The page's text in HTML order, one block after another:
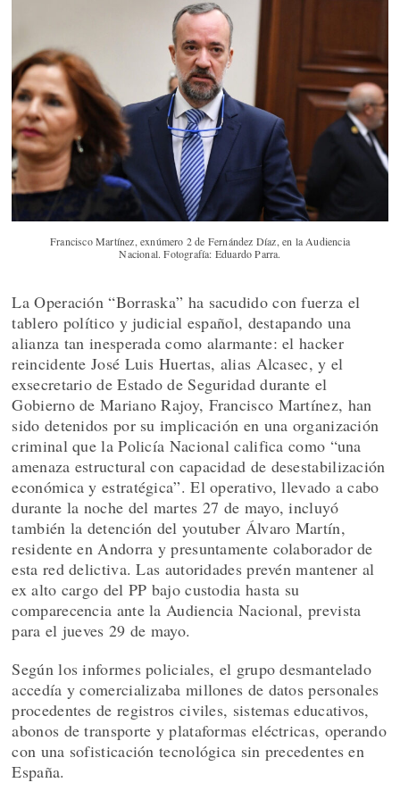
Francisco Martínez, exnúmero 2 de Fernández Díaz, en la Audiencia
Nacional. Fotografía: Eduardo Parra.
La Operación “Borraska” ha sacudido con fuerza el
tablero político y judicial español, destapando una
alianza tan inesperada como alarmante: el hacker
reincidente José Luis Huertas, alias Alcasec, y el
exsecretario de Estado de Seguridad durante el
Gobierno de Mariano Rajoy, Francisco Martínez, han
sido detenidos por su implicación en una organización
criminal que la Policía Nacional califica como “una
amenaza estructural con capacidad de desestabilización
económica y estratégica”. El operativo, llevado a cabo
durante la noche del martes 27 de mayo, incluyó
también la detención del youtuber Álvaro Martín,
residente en Andorra y presuntamente colaborador de
esta red delictiva. Las autoridades prevén mantener al
ex alto cargo del PP bajo custodia hasta su
comparecencia ante la Audiencia Nacional, prevista
para el jueves 29 de mayo.
Según los informes policiales, el grupo desmantelado
accedía y comercializaba millones de datos personales
procedentes de registros civiles, sistemas educativos,
abonos de transporte y plataformas eléctricas, operando
con una sofisticación tecnológica sin precedentes en
España.